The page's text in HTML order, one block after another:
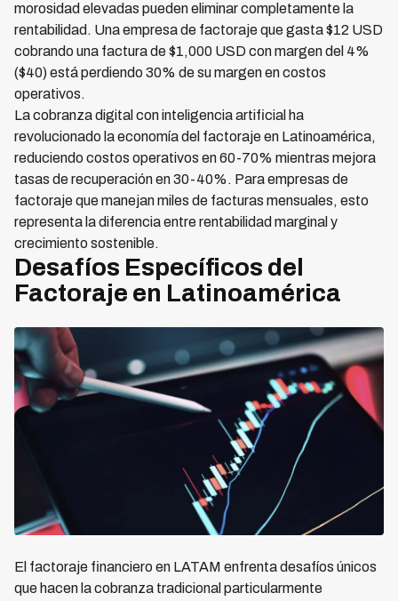
morosidad elevadas pueden eliminar completamente la
rentabilidad. Una empresa de factoraje que gasta $12 USD
cobrando una factura de $1,000 USD con margen del 4%
($40) está perdiendo 30% de su margen en costos
operativos.
La cobranza digital con inteligencia artificial ha
revolucionado la economía del factoraje en Latinoamérica,
reduciendo costos operativos en 60-70% mientras mejora
tasas de recuperación en 30-40%. Para empresas de
factoraje que manejan miles de facturas mensuales, esto
representa la diferencia entre rentabilidad marginal y
crecimiento sostenible.
Desafíos Específicos del
Factoraje en Latinoamérica
El factoraje financiero en LATAM enfrenta desafíos únicos
que hacen la cobranza tradicional particularmente